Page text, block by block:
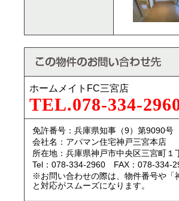
ホームメイトFC三宮店
TEL.078-334-
免許番号：兵庫県知事（9）第9090号
会社名：アパマン住宅神戸三宮本店
所在地：兵庫県神戸市中央区三宮町
Tel：078-334-2960 FAX：078-334-
※お問い合わせの際は、物件番号や「
と対応がスムーズになります。